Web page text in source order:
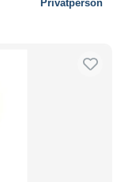
Privatperson